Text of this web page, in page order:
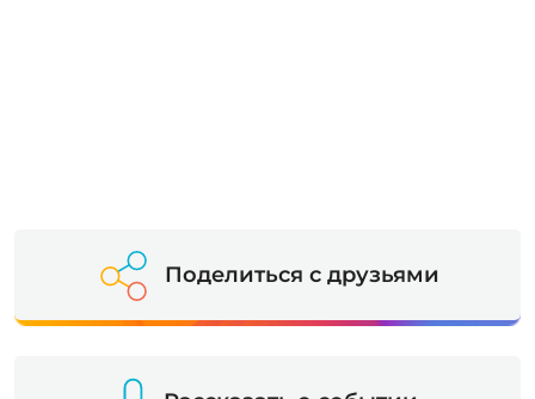
Поделиться с друзьями